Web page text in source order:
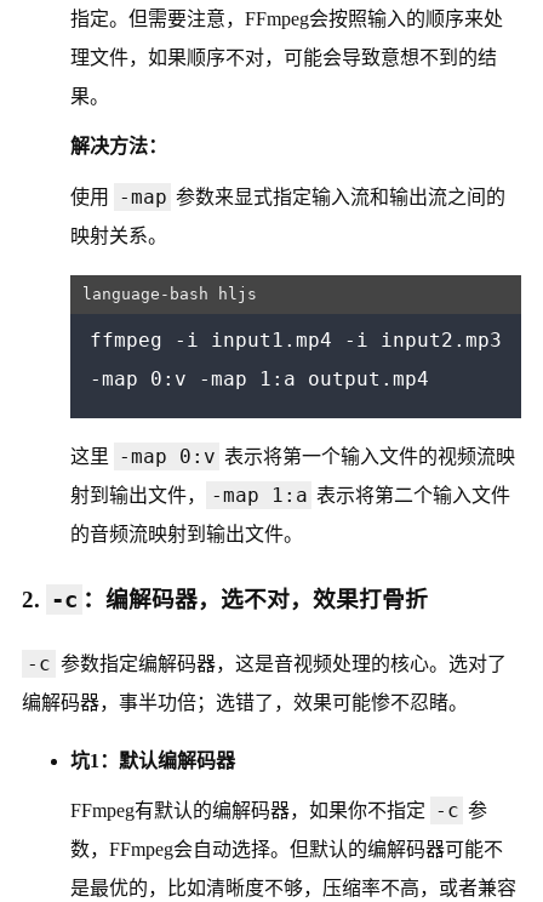
指定。但需要注意，FFmpeg会按照输入的顺序来处
理文件，如果顺序不对，可能会导致意想不到的结
果。
解决方法：
使用 -map 参数来显式指定输入流和输出流之间的
映射关系。
ffmpeg -i input1.mp4 -i input2.mp3
这里 -map 0:v 表示将第一个输入文件的视频流映
射到输出文件，
-map 1:a 表示将第二个输入文件
的音频流映射到输出文件。
2. -c ：编解码器，选不对，效果打骨折
-c 参数指定编解码器，这是音视频处理的核心。选对了
编解码器，事半功倍；选错了，效果可能惨不忍睹。
坑1：默认编解码器
FFmpeg有默认的编解码器，如果你不指定 -c 参
数，FFmpeg会自动选择。但默认的编解码器可能不
是最优的，比如清晰度不够，压缩率不高，或者兼容